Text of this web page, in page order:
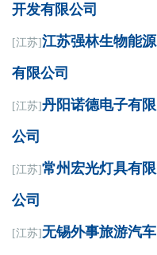
开发有限公司
[江苏]江苏强林生物能源
有限公司
[江苏]丹阳诺德电子有限
公司
[江苏]常州宏光灯具有限
公司
[江苏]无锡外事旅游汽车